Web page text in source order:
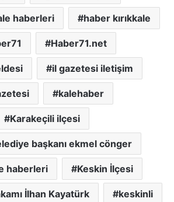
haberleri haber kırıkkale
Haber71.net
il gazetesi iletişim
kalehaber
Karakeçili ilçesi
başkanı ekmel cönger
haberleri Keskin İlçesi
İlhan Kayatürk keskinli